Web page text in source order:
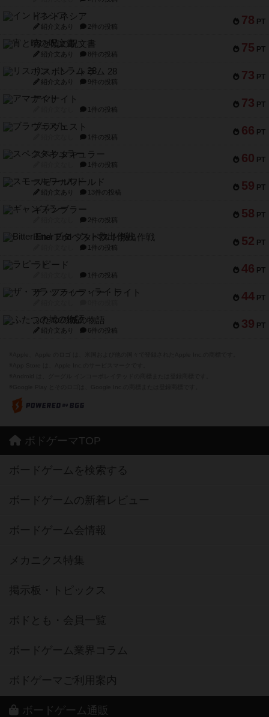
78 PT
インドネシア
紹介文あり 2件の投稿
75 PT
宵と暁の呪文書
紹介文あり 8件の投稿
73 PT
リスボン・トラム 28
紹介文あり 9件の投稿
73 PT
アマナイト
1件の投稿
66 PT
ブラヴェスト
1件の投稿
60 PT
スペクタキュラー
1件の投稿
59 PT
スモールワールド
紹介文あり 13件の投稿
58 PT
ギャンブラー
2件の投稿
52 PT
Bitter End ブタペスト救出作戦
1件の投稿
46 PT
ラピード
1件の投稿
44 PT
ザ・フラッフィー・ライト
39 PT
ふたつの城の物語
紹介文あり 6件の投稿
ボドゲーマTOP
ボードゲームを検索する
ボードゲームの新着レビュー
ボードゲーム会情報
メカニクス特集
掲示板・トピックス
ボドとも・会員一覧
ボードゲーム業界コラム
ボドゲーマご利用案内
ボードゲーム通販